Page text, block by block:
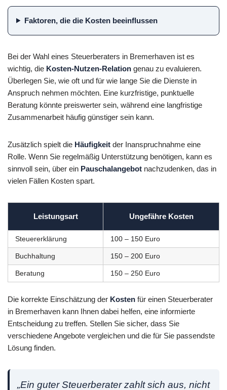
Faktoren, die die Kosten beeinflussen
Bei der Wahl eines Steuerberaters in Bremerhaven ist es
wichtig, die Kosten-Nutzen-Relation genau zu evaluieren.
Überlegen Sie, wie oft und für wie lange Sie die Dienste in
Anspruch nehmen möchten. Eine kurzfristige, punktuelle
Beratung könnte preiswerter sein, während eine langfristige
Zusammenarbeit häufig günstiger sein kann.
Zusätzlich spielt die Häufigkeit der Inanspruchnahme eine
Rolle. Wenn Sie regelmäßig Unterstützung benötigen, kann es
sinnvoll sein, über ein Pauschalangebot nachzudenken, das in
vielen Fällen Kosten spart.
Leistungsart Ungefähre Kosten
Steuererklärung 100 – 150 Euro
Buchhaltung 150 – 200 Euro
Beratung 150 – 250 Euro
Die korrekte Einschätzung der Kosten für einen Steuerberater
in Bremerhaven kann Ihnen dabei helfen, eine informierte
Entscheidung zu treffen. Stellen Sie sicher, dass Sie
verschiedene Angebote vergleichen und die für Sie passendste
Lösung finden.
„Ein guter Steuerberater zahlt sich aus, nicht